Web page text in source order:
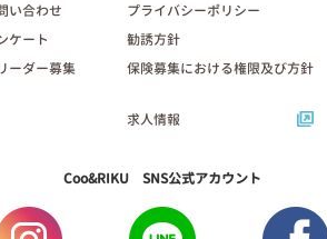
い合わせ
ケート
ーダー募集
プライバシーポリシー
勧誘方針
保険募集における権限及び方針
求人情報
Coo&RIKU SNS公式アカウント